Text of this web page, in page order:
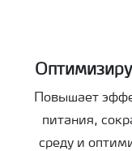
Повышает
питания,
среду и